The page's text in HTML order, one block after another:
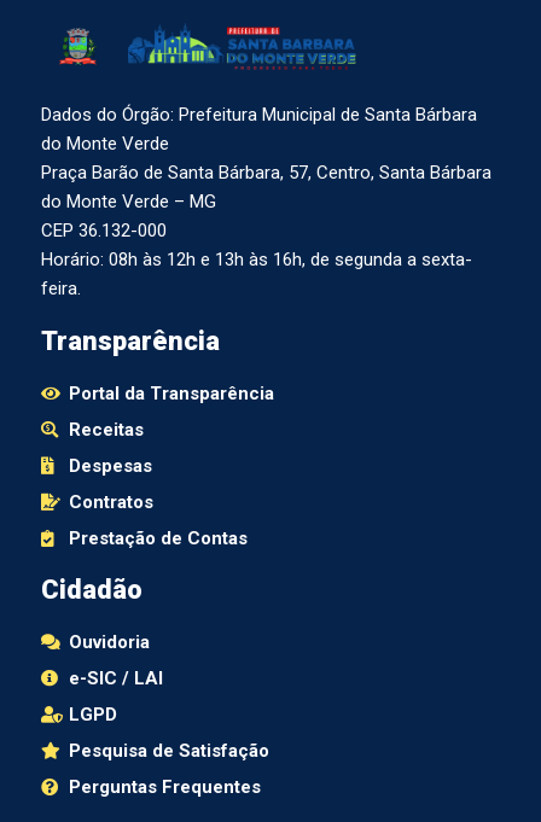
Dados do Órgão: Prefeitura Municipal de Santa Bárbara
do Monte Verde
Praça Barão de Santa Bárbara, 57, Centro, Santa Bárbara
do Monte Verde – MG
CEP 36.132-000
Horário: 08h às 12h e 13h às 16h, de segunda a sexta-
feira.
Transparência
Portal da Transparência
Receitas
Despesas
Contratos
Prestação de Contas
Cidadão
Ouvidoria
e-SIC / LAI
LGPD
Pesquisa de Satisfação
Perguntas Frequentes